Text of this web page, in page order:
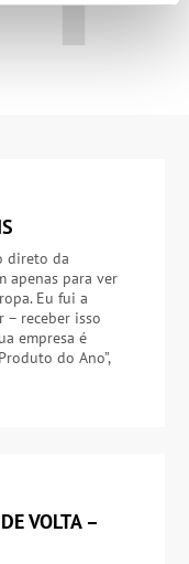
direto da
apenas para ver
Eu fui a
– receber isso
empresa é
do Ano”,
VOLTA –